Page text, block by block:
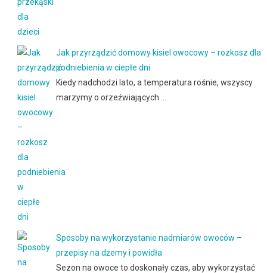
Jak przyrządzić domowy kisiel owocowy – rozkosz dla
podniebienia w ciepłe dni
Kiedy nadchodzi lato, a temperatura rośnie, wszyscy
marzymy o orzeźwiających …
Sposoby na wykorzystanie nadmiarów owoców –
przepisy na dżemy i powidła
Sezon na owoce to doskonały czas, aby wykorzystać